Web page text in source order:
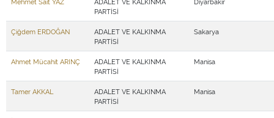
PARTİSİ
Çiğdem ERDOĞAN
ADALET VE KALKINMA
PARTİSİ
Sakarya
Ahmet Mücahit ARINÇ
ADALET VE KALKINMA
PARTİSİ
Manisa
Tamer AKKAL
ADALET VE KALKINMA
PARTİSİ
Manisa